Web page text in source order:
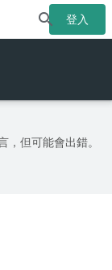
登入
，但可能會出錯。